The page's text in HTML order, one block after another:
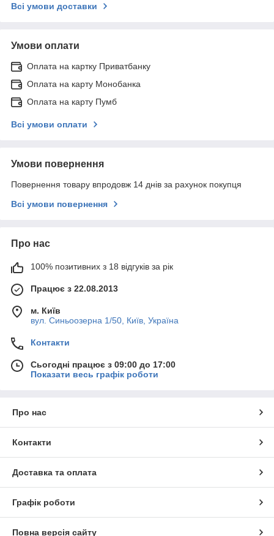
Всі умови доставки
Умови оплати
Оплата на картку Приватбанку
Оплата на карту Монобанка
Оплата на карту Пумб
Всі умови оплати
Умови повернення
Повернення товару впродовж 14 днів за рахунок покупця
Всі умови повернення
Про нас
100% позитивних з 18 відгуків за рік
Працює з 22.08.2013
м. Київ
вул. Синьоозерна 1/50, Київ, Україна
Контакти
Сьогодні працює з 09:00 до 17:00
Показати весь графік роботи
Про нас
Контакти
Доставка та оплата
Графік роботи
Повна версія сайту